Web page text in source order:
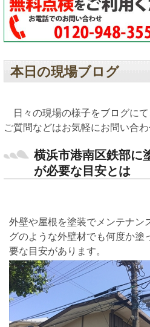
本日の現場ブログ
日々の現場の様子をブログにて
ご質問などはお気軽にお問い合わ
横浜市港南区鉄部に
が必要な目安とは
外壁や屋根を塗装でメンテナン
グのような外壁材でも何度か塗
要な目安があります。